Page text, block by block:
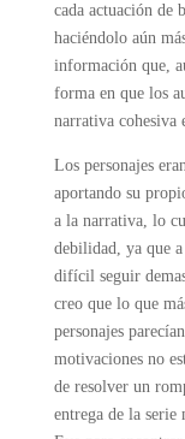
cada actuación de
haciéndolo aún
información que,
forma en que los
narrativa cohesiva
Los personajes
aportando su
a la narrativa, lo
debilidad, ya que
difícil seguir
creo que lo que
personajes
motivaciones no
de resolver un
entrega de la